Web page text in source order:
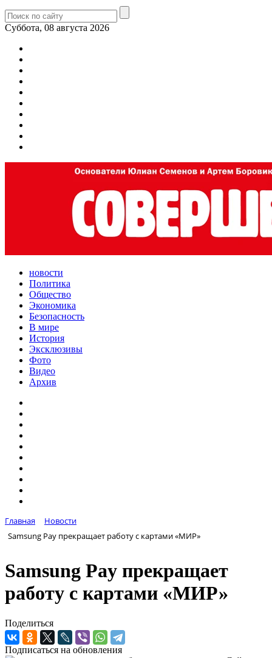
Суббота, 08 августа 2026
новости
Политика
Общество
Экономика
Безопасность
В мире
История
Эксклюзивы
Фото
Видео
Архив
Главная
Новости
Samsung Pay прекращает работу с картами «МИР»
Samsung Pay прекращает
работу с картами «МИР»
Поделиться
Подписаться на обновления